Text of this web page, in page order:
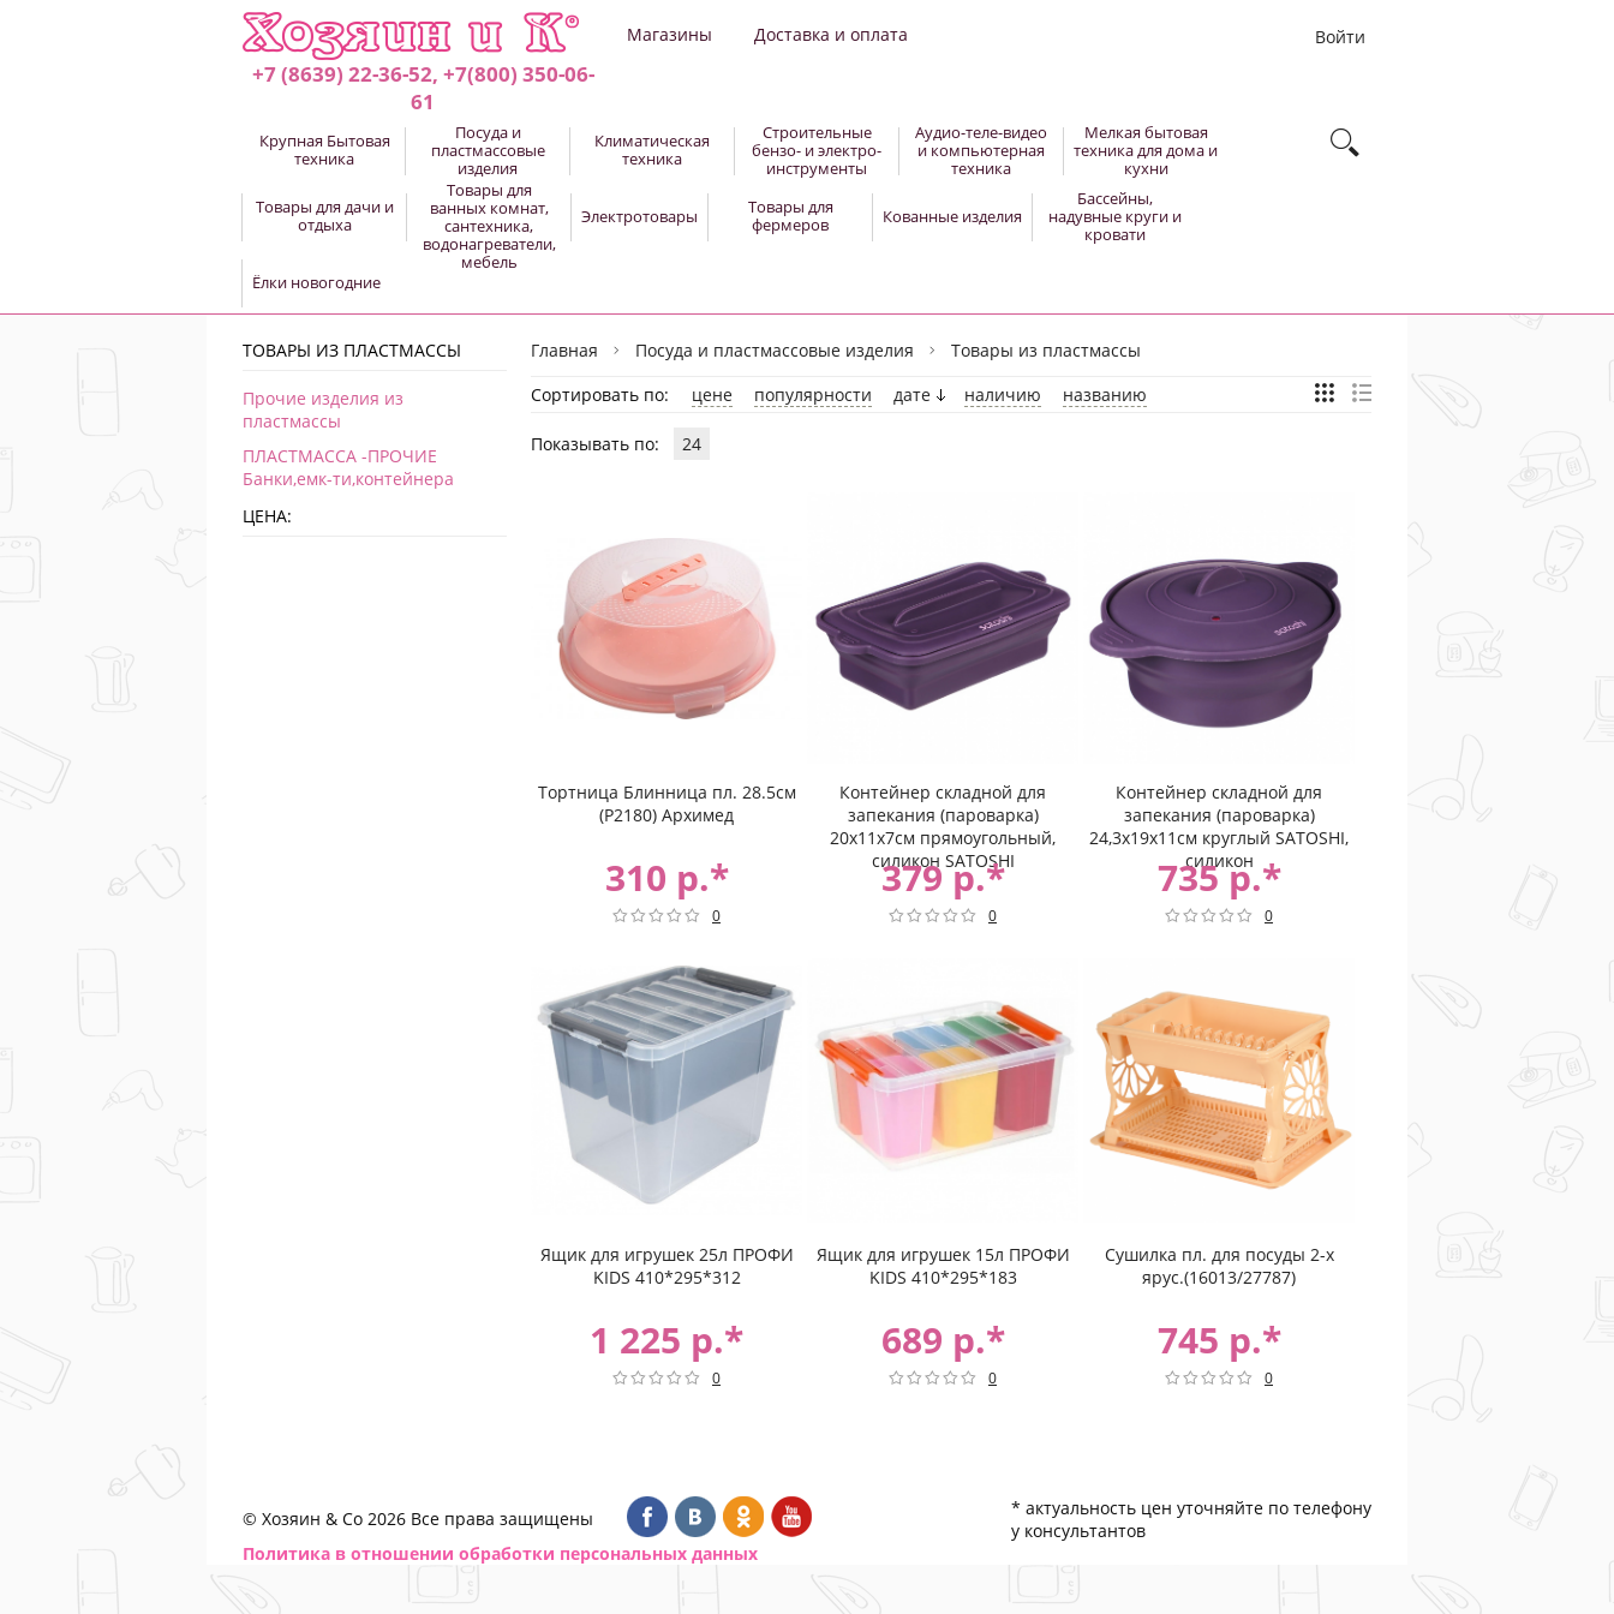
+7 (8639) 22-36-52, +7(800) 350-06-
61
Магазины Доставка и оплата Войти
Крупная Бытовая
техника
Посуда и
пластмассовые
изделия
Климатическая
техника
Строительные
бензо- и электро-
инструменты
Аудио-теле-видео
и компьютерная
техника
Мелкая бытовая
техника для дома и
кухни
Товары для дачи и
отдыха
Товары для
ванных комнат,
сантехника,
водонагреватели,
мебель
Электротовары
Товары для
фермеров
Кованные изделия
Бассейны,
надувные круги и
кровати
Ёлки новогодние
ТОВАРЫ ИЗ ПЛАСТМАССЫ
Прочие изделия из
пластмассы
ПЛАСТМАССА -ПРОЧИЕ
Банки,емк-ти,контейнера
ЦЕНА:
Главная Посуда и пластмассовые изделия
Товары из пластмассы
Сортировать по:
цене популярности дате наличию названию
Показывать по: 24
Тортница Блинница пл. 28.5см
(Р2180) Архимед
310 р.*
0
Контейнер складной для
запекания (пароварка)
20х11х7см прямоугольный,
силикон SATOSHI
379 р.*
0
Контейнер складной для
запекания (пароварка)
24,3х19х11см круглый SATOSHI,
силикон
735 р.*
0
Ящик для игрушек 25л ПРОФИ
KIDS 410*295*312
1 225 р.*
0
Ящик для игрушек 15л ПРОФИ
KIDS 410*295*183
689 р.*
0
Сушилка пл. для посуды 2-х
ярус.(16013/27787)
745 р.*
0
© Хозяин & Co 2026 Все права защищены
* актуальность цен уточняйте по телефону
у консультантов
Политика в отношении обработки персональных данных